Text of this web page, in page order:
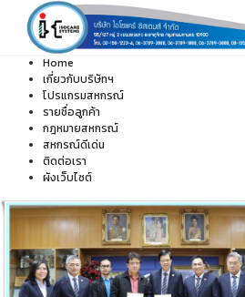
Home
เกี่ยวกับบริษัทฯ
โปรแกรมสหกรณ์
รายชื่อลูกค้า
กฎหมายสหกรณ์
สหกรณ์ดีเด่น
ติดต่อเรา
ผังเว็บไซต์